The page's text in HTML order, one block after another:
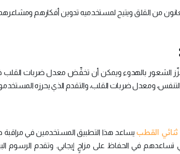
من القلق ويتيح لمستخدميه تدوين أفكارهم
تُعزّز الشعور بالهدوء ويمكن أن تخفِّض معدل ضربات
ومعدل ضربات القلب، والتقدم الذي يحرزه
القطب يساعد هذا التطبيق المستخدمين في مراقبة
تساعدهم في الحفاظ على مزاجٍ إيجابي. وتقدم الرسوم